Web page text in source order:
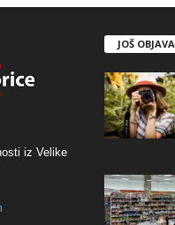
iz Velike
JOŠ OBJAVA